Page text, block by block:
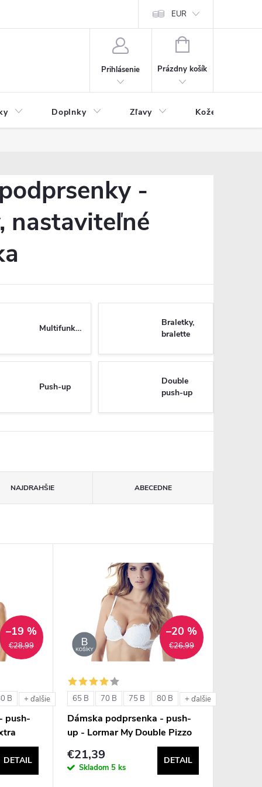
EUR
Prihlásenie
NÁKUPNÝ
Prázdny košík
Doplnky Zľavy Kožený tovar
-
nastaviteľné
Multifunkčné
Braletky,
bralette
Push-up
Double
push-up
NAJDRAHŠIE ABECEDNE
€28,99
–19 %
B + ďalšie
push-
DETAIL
€26,99
–20 %
65 B 70 B 75 B 80 B + ďalšie
Dámska podprsenka - push-
up - Lormar My Double Pizzo
€21,39
Skladom 5 ks
DETAIL